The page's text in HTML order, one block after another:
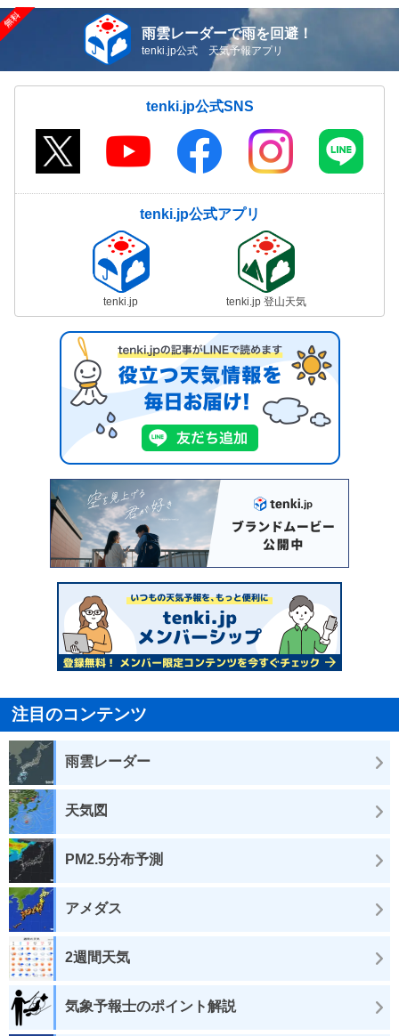
雨雲レーダーで雨を回避！
tenki.jp公式 天気予報アプリ
tenki.jp公式SNS
tenki.jp公式アプリ
tenki.jp tenki.jp 登山天気
注目のコンテンツ
雨雲レーダー
天気図
PM2.5分布予測
アメダス
2週間天気
気象予報士のポイント解説